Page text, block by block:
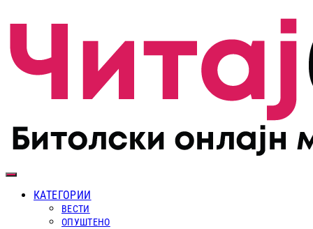
КАТЕГОРИИ
ВЕСТИ
ОПУШТЕНО